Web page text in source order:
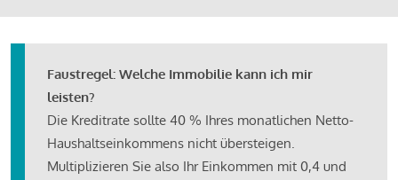
Faustregel: Welche Immobilie kann ich mir
leisten?
Die Kreditrate sollte 40 % Ihres monatlichen Netto-
Haushaltseinkommens nicht übersteigen.
Multiplizieren Sie also Ihr Einkommen mit 0,4 und